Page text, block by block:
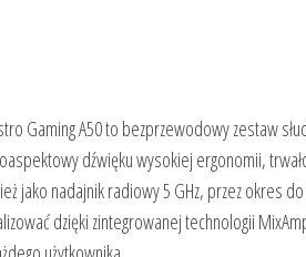
Gaming A50 to bezprzewodowy zestaw
dźwięku wysokiej ergonomii,
jako nadajnik radiowy 5 GHz, przez okres
dzięki zintegrowanej technologii